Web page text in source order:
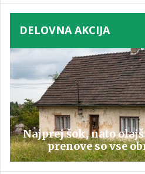
DELOVNA AKCIJA
Najprej šok, nato
prenove so vse